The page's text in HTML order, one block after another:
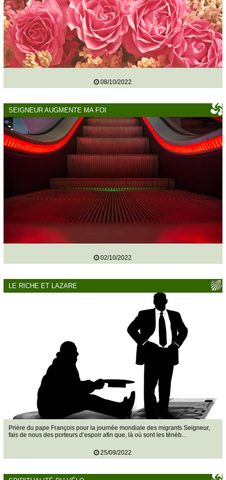
08/10/2022
SEIGNEUR AUGMENTE MA FOI
02/10/2022
LE RICHE ET LAZARE
Prière du pape François pour la journée mondiale des migrants Seigneur,
fais de nous des porteurs d’espoir afin que, là où sont les ténèb...
25/09/2022